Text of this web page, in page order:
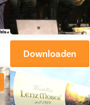
Downloaden